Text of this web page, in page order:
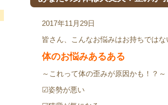
2017年11月29日
皆さん、こんなお悩みはお持ちではな
体のお悩みあるある
～これって体の歪みが原因かも！？～
☑姿勢が悪い